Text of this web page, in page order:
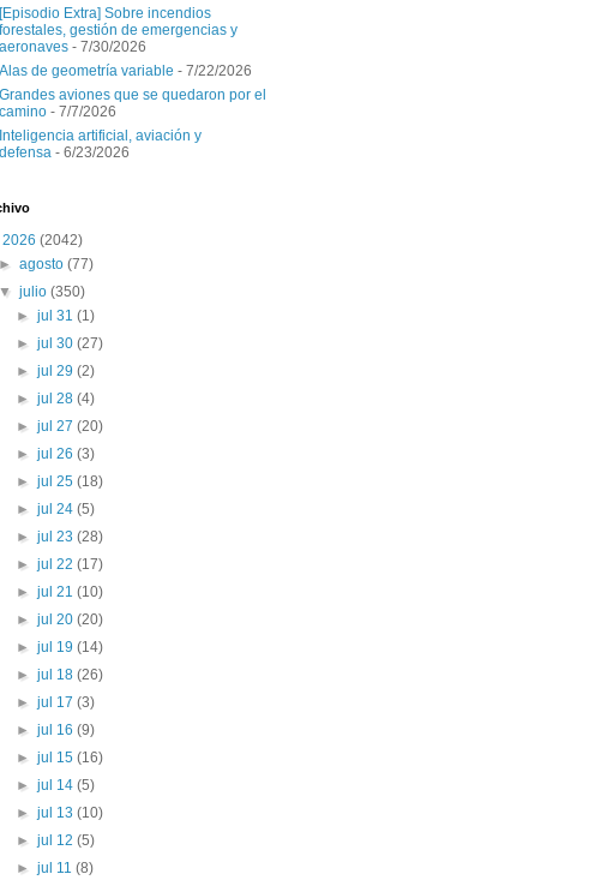
[Episodio Extra] Sobre incendios
forestales, gestión de emergencias y
aeronaves - 7/30/2026
Alas de geometría variable - 7/22/2026
Grandes aviones que se quedaron por el
camino - 7/7/2026
Inteligencia artificial, aviación y
defensa - 6/23/2026
2026 (2042)
►agosto(77)
▼julio(350)
► jul 31 (1)
► jul 30 (27)
► jul 29 (2)
► jul 28 (4)
► jul 27 (20)
► jul 26 (3)
► jul 25 (18)
► jul 24 (5)
► jul 23 (28)
► jul 22 (17)
► jul 21 (10)
► jul 20 (20)
► jul 19 (14)
► jul 18 (26)
► jul 17 (3)
► jul 16 (9)
► jul 15 (16)
► jul 14 (5)
► jul 13 (10)
► jul 12 (5)
► jul 11 (8)